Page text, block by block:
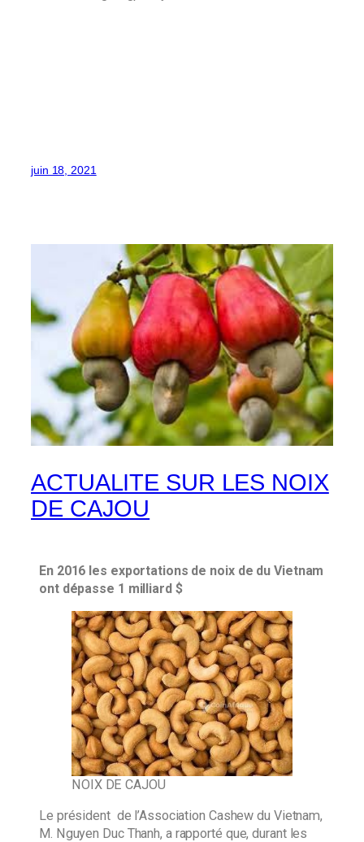
juin 18, 2021
ACTUALITE SUR LES NOIX
DE CAJOU
En 2016 les exportations de noix de du Vietnam
ont dépasse 1 milliard $
NOIX DE CAJOU
Le président de l’Association Cashew du Vietnam,
M. Nguyen Duc Thanh, a rapporté que, durant les